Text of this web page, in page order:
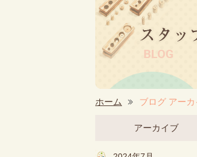
ホーム ブログ アー
アーカイブ